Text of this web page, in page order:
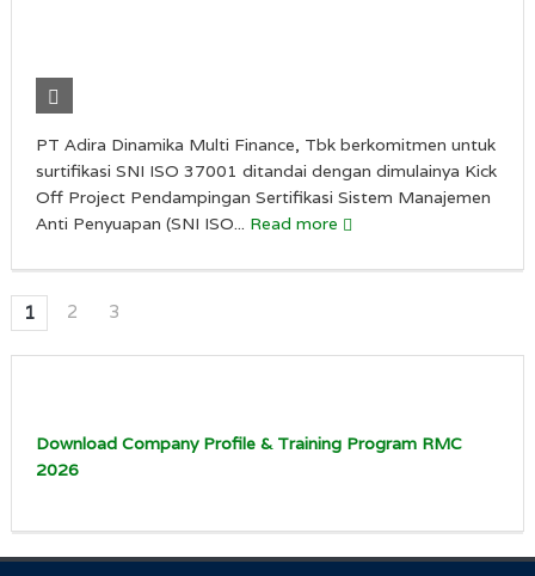
PT Adira Dinamika Multi Finance, Tbk berkomitmen untuk
surtifikasi SNI ISO 37001 ditandai dengan dimulainya Kick
Off Project Pendampingan Sertifikasi Sistem Manajemen
Anti Penyuapan (SNI ISO... Read more
1 2 3
Download Company Profile & Training Program RMC
2026